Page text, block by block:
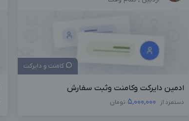
کامنت و دایرکت
ادمین دایرکت وکامنت وثبت سفارش
دستمزد از 5,000,000 تومان